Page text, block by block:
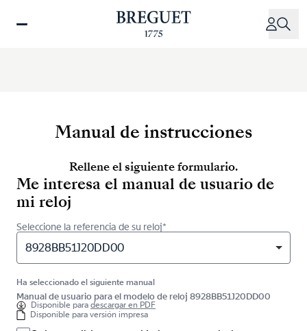
Manual de instrucciones
Rellene el siguiente formulario.
Me interesa el manual de usuario de
mi reloj
Seleccione la referencia de su reloj*
8928BB51J20DD00
Ha seleccionado el siguiente manual
Manual de usuario para el modelo de reloj 8928BB51J20DD00
Disponible paradescargar en PDF
Disponible para versión impresa